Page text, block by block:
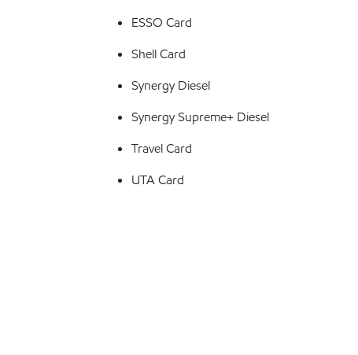
ESSO Card
Shell Card
Synergy Diesel
Synergy Supreme+ Diesel
Travel Card
UTA Card